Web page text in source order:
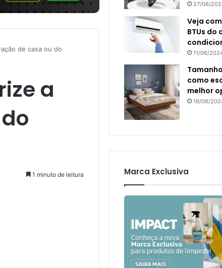
de casa ou do
a
1 minuto de leitura
27/06/
Veja
BTUs do
11/06/
como
melhor
19/06/
Marca Exclusiva